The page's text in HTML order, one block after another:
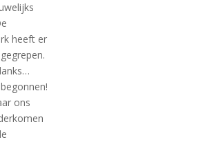
heeft er
ons